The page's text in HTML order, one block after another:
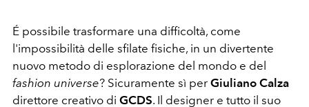
É possibile trasformare una difficoltà, come
l'impossibilità delle sfilate fisiche, in un divertente
nuovo metodo di esplorazione del mondo e del
fashion universe? Sicuramente sì per Giuliano Calza
direttore creativo di GCDS. Il designer e tutto il suo